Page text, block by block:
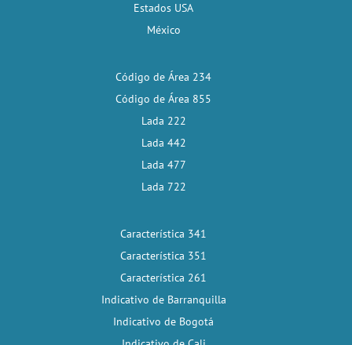
Estados USA
México
Código de Área 234
Código de Área 855
Lada 222
Lada 442
Lada 477
Lada 722
Característica 341
Característica 351
Característica 261
Indicativo de Barranquilla
Indicativo de Bogotá